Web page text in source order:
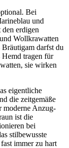
Bei
und
erdigen
Wollkrawatten
darfst du
tragen für
sie wirken
eigentliche
die zeitgemäße
moderne Anzug-
ist die
bei
stilbewusste
immer zu hart